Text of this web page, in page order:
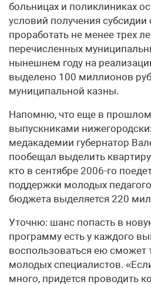
больницах и поликлиниках
условий получения субсидии
проработать не менее трех
перечисленных
нынешнем году на
выделено 100 миллионов
муниципальной казны.
Напомню, что еще в прошлом
выпускниками
медакадемии губернатор
пообещал выделить
кто в сентябре 2006-го
поддержки молодых
бюджета выделяется 220
Уточню: шанс попасть в
программу есть у каждого
воспользоваться ею сможет
молодых специалистов.
много, придется проводить